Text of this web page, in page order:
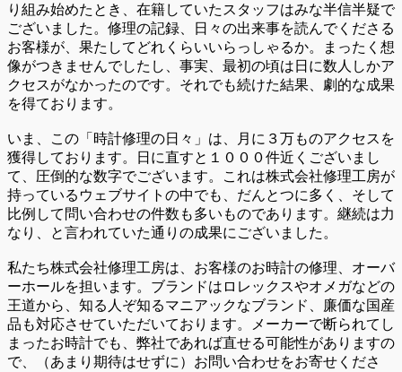
り組み始めたとき、在籍していたスタッフはみな半信半疑で
ございました。修理の記録、日々の出来事を読んでくださる
お客様が、果たしてどれくらいいらっしゃるか。まったく想
像がつきませんでしたし、事実、最初の頃は日に数人しかア
クセスがなかったのです。それでも続けた結果、劇的な成果
を得ております。
いま、この「時計修理の日々」は、月に３万ものアクセスを
獲得しております。日に直すと１０００件近くございまし
て、圧倒的な数字でございます。これは株式会社修理工房が
持っているウェブサイトの中でも、だんとつに多く、そして
比例して問い合わせの件数も多いものであります。継続は力
なり、と言われていた通りの成果にございました。
私たち株式会社修理工房は、お客様のお時計の修理、オーバ
ーホールを担います。ブランドはロレックスやオメガなどの
王道から、知る人ぞ知るマニアックなブランド、廉価な国産
品も対応させていただいております。メーカーで断られてし
まったお時計でも、弊社であれば直せる可能性がありますの
で、（あまり期待はせずに）お問い合わせをお寄せくださ